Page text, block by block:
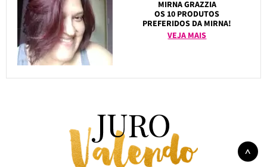
MIRNA GRAZZIA
OS 10 PRODUTOS
PREFERIDOS DA MIRNA!
VEJA MAIS